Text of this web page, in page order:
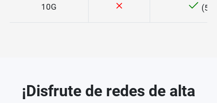
10G (55
¡Disfrute de redes de alta